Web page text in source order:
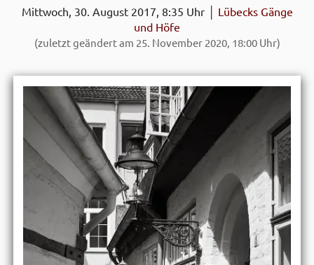
Mittwoch, 30. August 2017, 8:35 Uhr │ Lübecks Gänge
und Höfe
(zuletzt geändert am 25. November 2020, 18:00 Uhr)